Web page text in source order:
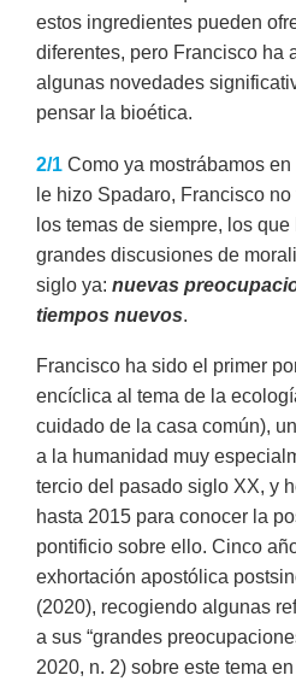
estos ingredientes pueden
diferentes, pero Francisco ha
algunas novedades
pensar la bioética.
2/1 Como ya mostrábamos
le hizo Spadaro, Francisco
los temas de siempre, los
grandes discusiones de
siglo ya: nuevas
tiempos nuevos.
Francisco ha sido el primer
encíclica al tema de la
cuidado de la casa común),
a la humanidad muy
tercio del pasado siglo XX, y
hasta 2015 para conocer la
pontificio sobre ello. Cinco
exhortación apostólica
(2020), recogiendo algunas
a sus “grandes
2020, n. 2) sobre este tema